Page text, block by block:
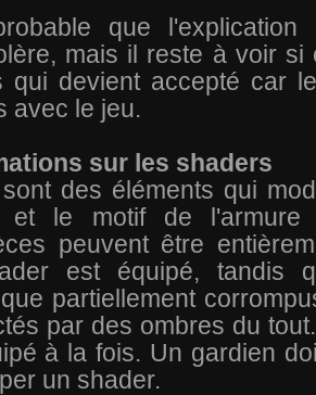
que l'explication
mais il reste à voir si
qui devient accepté car
avec le jeu.
sur les shaders
des éléments qui
et le motif de l'armure
peuvent être
est équipé, tandis
partiellement
par des ombres du
à la fois. Un gardien
un shader.